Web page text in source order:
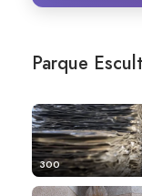
Parque
300